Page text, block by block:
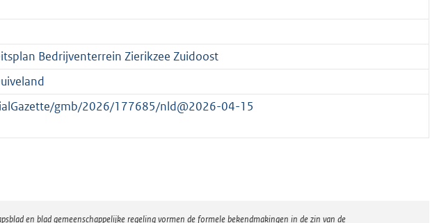
Bedrijventerrein Zierikzee Zuidoost
gmb/2026/177685/nld@2026-04-15
en blad gemeenschappelijke regeling vormen de formele bekendmakingen in de zin van de